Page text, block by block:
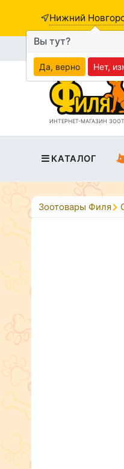
Нижний
ИНТЕРНЕТ-МАГАЗИН
КАТАЛОГ
Зоотовары Филя
Вы тут?
Да, верно Нет,